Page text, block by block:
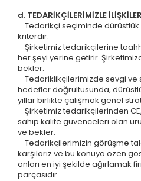
d. TEDARİKÇİLERİMİZLE
Tedarikçi seçiminde
kriterdir.
Şirketimiz tedarikçilerine
her şeyi yerine getirir.
bekler.
Tedariklikçilerimizde sevgi ve
hedefler doğrultusunda,
yıllar birlikte çalışmak genel
Şirketimiz tedarikçilerinden
sahip kalite güvenceleri olan
ve bekler.
Tedarikçilerimizin görüşme
karşılarız ve bu konuya özen
onları en iyi şekilde ağırlamak
parçasıdır.